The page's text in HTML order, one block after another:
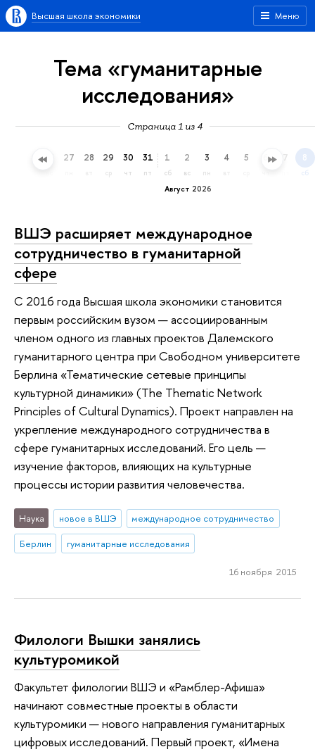
Меню
Высшая школа экономики
Тема «гуманитарные
исследования»
Страница 1 из 4
26 27 28 29
ср
30
чт
31
пт
Август 2026
1
сб
2
вс
3
пн
4 5 6 7 8
сб
ВШЭ расширяет международное
сотрудничество в гуманитарной
сфере
С 2016 года Высшая школа экономики становится
первым российским вузом — ассоциированным
членом одного из главных проектов Далемского
гуманитарного центра при Свободном университете
Берлина «Тематические сетевые принципы
культурной динамики» (The Thematic Network
Principles of Cultural Dynamics). Проект направлен на
укрепление международного сотрудничества в
сфере гуманитарных исследований. Его цель —
изучение факторов, влияющих на культурные
процессы истории развития человечества.
Наука новое в ВШЭ
международное сотрудничество
Берлин
гуманитарные исследования
16 ноября 2015
Филологи Вышки занялись
культуромикой
Факультет филологии ВШЭ и «Рамблер-Афиша»
начинают совместные проекты в области
культуромики — нового направления гуманитарных
цифровых исследований. Первый проект, «Имена